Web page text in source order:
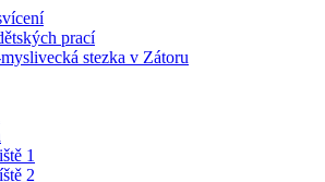
prací
stezka v Zátoru
1
2